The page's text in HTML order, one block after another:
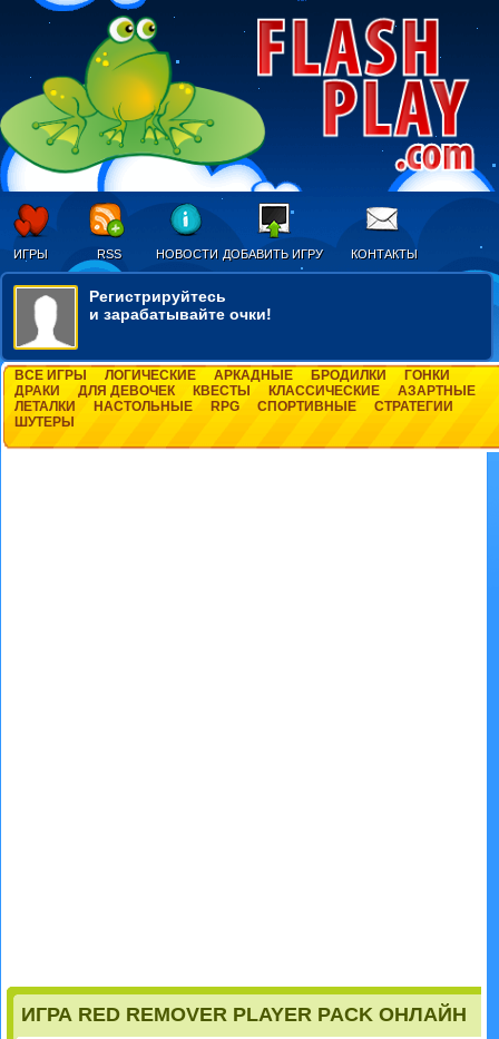
ИГРЫ RSS НОВОСТИ ДОБАВИТЬ ИГРУ КОНТАКТЫ
Регистрируйтесь
и зарабатывайте очки!
ВСЕ ИГРЫ ЛОГИЧЕСКИЕ АРКАДНЫЕ БРОДИЛКИ
ГОНКИ
ДРАКИ
ДЛЯ ДЕВОЧЕК КВЕСТЫ КЛАССИЧЕСКИЕ
АЗАРТНЫЕ
ЛЕТАЛКИ
НАСТОЛЬНЫЕ RPG СПОРТИВНЫЕ
СТРАТЕГИИ
ШУТЕРЫ
ИГРА RED REMOVER PLAYER PACK ОНЛАЙН